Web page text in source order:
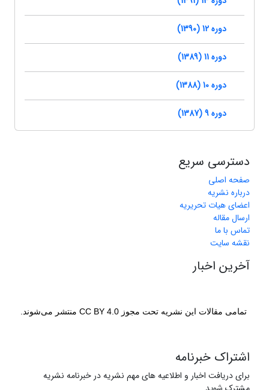
دوره 12 (1390)
دوره 11 (1389)
دوره 10 (1388)
دوره 9 (1387)
دسترسی سریع
صفحه اصلی
درباره نشریه
اعضای هیات تحریریه
ارسال مقاله
تماس با ما
نقشه سایت
آخرین اخبار
تمامی مقالات این نشریه تحت مجوز CC BY 4.0 منتشر می‌شوند.
اشتراک خبرنامه
برای دریافت اخبار و اطلاعیه های مهم نشریه در خبرنامه نشریه